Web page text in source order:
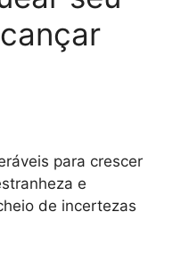
​​para crescer
e
de incertezas